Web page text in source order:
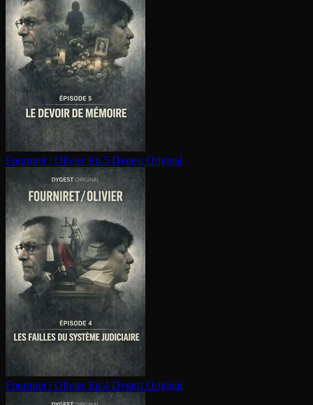
Fourniret / Olivier Ep.5 Dygest Original
Fourniret / Olivier Ep.4 Dygest Original